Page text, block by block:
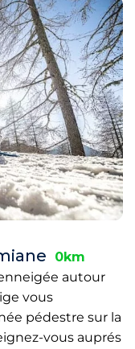
0km
autour
vous
pédestre sur la
vous auprés